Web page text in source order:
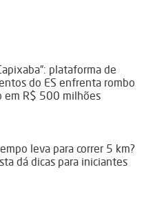
plataforma de
do ES enfrenta rombo
em R$ 500 milhões
leva para correr 5 km?
dá dicas para iniciantes